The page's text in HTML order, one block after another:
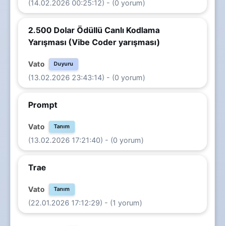
(14.02.2026 00:25:12) - (0 yorum)
2.500 Dolar Ödüllü Canlı Kodlama
Yarışması (Vibe Coder yarışması)
Vato Duyuru
(13.02.2026 23:43:14) - (0 yorum)
Prompt
Vato Tanım
(13.02.2026 17:21:40) - (0 yorum)
Trae
Vato Tanım
(22.01.2026 17:12:29) - (1 yorum)